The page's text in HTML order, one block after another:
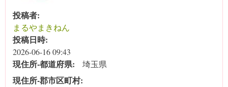
投稿者:
まるやまきねん
投稿日時:
2026-06-16 09:43
現住所‐都道府県: 埼玉県
現住所‐郡市区町村: